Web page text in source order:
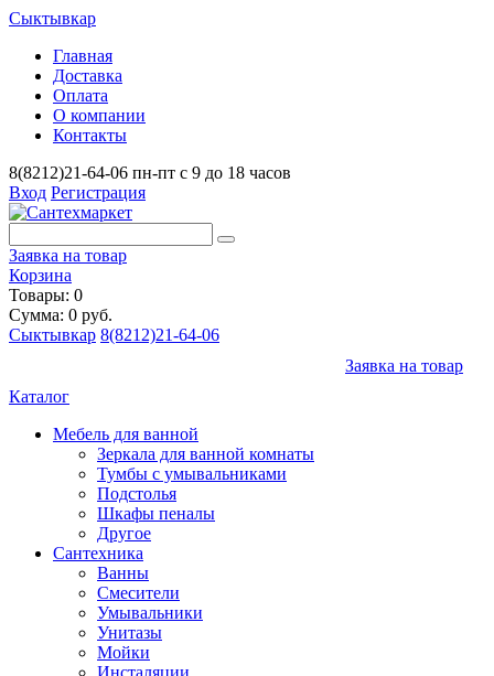
Сыктывкар
Главная
Доставка
Оплата
О компании
Контакты
8(8212)21-64-06 пн-пт с 9 до 18 часов
Вход Регистрация
Заявка на товар
Корзина
Товары: 0
Сумма: 0 руб.
Сыктывкар 8(8212)21-64-06
Заявка на товар
Каталог
Мебель для ванной
Зеркала для ванной комнаты
Тумбы с умывальниками
Подстолья
Шкафы пеналы
Другое
Сантехника
Ванны
Смесители
Умывальники
Унитазы
Мойки
Инсталяции